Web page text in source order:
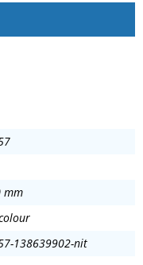
mm
138639902-nit